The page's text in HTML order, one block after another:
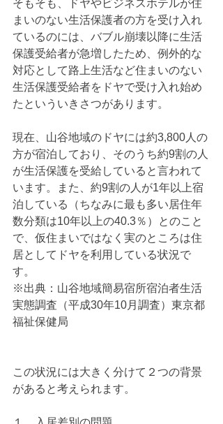
そもそも、ドヤやビジネスホテルが住
まいのない生活保護者の方を受け入れ
ているのには、バブル崩壊以降に生活
保護受給者が急増したため、例外的な
対応として路上生活など住まいのない
生活保護受給者をドヤで受け入れ始め
たといういきさつがあります。
現在、山谷地域のドヤには約3,800人の
方が宿泊しており、そのうち約9割の人
が生活保護を受給していると言われて
います。また、約9割の人が1年以上宿
泊している（ちなみに最も多い居住年
数分類は10年以上の40.3％）とのこと
で、仮住まいではなく実のところは住
居としてドヤを利用している状況で
す。
※出典：山谷地域簡易宿所宿泊者生活
実態調査（平成30年10月調査）東京都
福祉保健局
この状況には大きく分けて２つの背景
があると考えられます。